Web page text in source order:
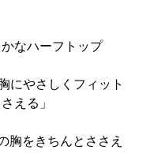
なハーフトップ
にやさしくフィット
える」
をきちんとささえ